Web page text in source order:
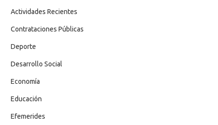
Actividades Recientes
Contrataciones Públicas
Deporte
Desarrollo Social
Economía
Educación
Efemerides